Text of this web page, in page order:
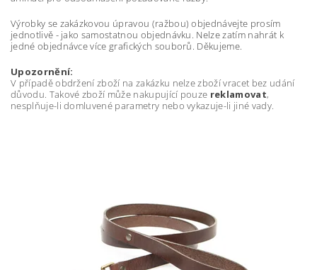
Výrobky se zakázkovou úpravou (ražbou) objednávejte prosím
jednotlivě - jako samostatnou objednávku. Nelze zatím nahrát k
jedné objednávce více grafických souborů. Děkujeme.
Upozornění:
V případě obdržení zboží na zakázku nelze zboží vracet bez udání
důvodu. Takové zboží může nakupující pouze reklamovat,
nesplňuje-li domluvené parametry nebo vykazuje-li jiné vady.